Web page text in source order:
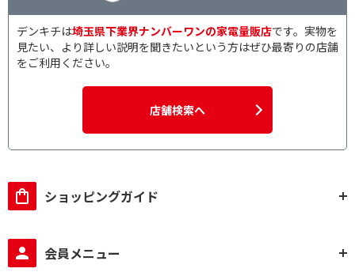
デンキチは埼玉県下業界ナンバーワンの家電量販店です。実物を
見たい、より詳しい説明を聞きたいという方はぜひ最寄りの店舗
をご利用ください。
店舗検索へ
ショッピングガイド
会員メニュー